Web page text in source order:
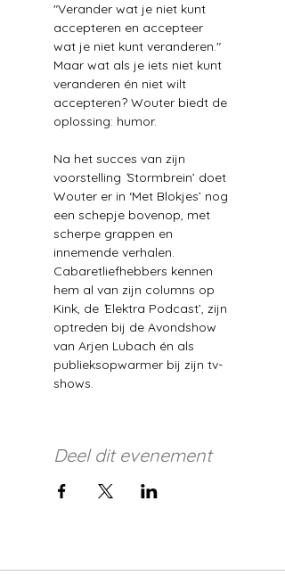
"Verander wat je niet kunt
accepteren en accepteer
wat je niet kunt veranderen."
Maar wat als je iets niet kunt
veranderen én niet wilt
accepteren? Wouter biedt de
oplossing: humor.
Na het succes van zijn
voorstelling ‘Stormbrein’ doet
Wouter er in ‘Met Blokjes’ nog
een schepje bovenop, met
scherpe grappen en
innemende verhalen.
Cabaretliefhebbers kennen
hem al van zijn columns op
Kink, de ‘Elektra Podcast’, zijn
optreden bij de Avondshow
van Arjen Lubach én als
publieksopwarmer bij zijn tv-
shows.
Deel dit evenement